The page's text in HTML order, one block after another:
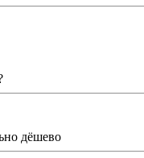
дёшево